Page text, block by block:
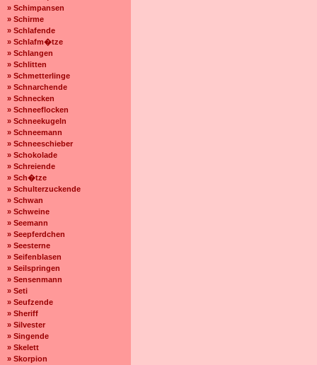
» Schimpansen
» Schirme
» Schlafende
» Schlafm�tze
» Schlangen
» Schlitten
» Schmetterlinge
» Schnarchende
» Schnecken
» Schneeflocken
» Schneekugeln
» Schneemann
» Schneeschieber
» Schokolade
» Schreiende
» Sch�tze
» Schulterzuckende
» Schwan
» Schweine
» Seemann
» Seepferdchen
» Seesterne
» Seifenblasen
» Seilspringen
» Sensenmann
» Seti
» Seufzende
» Sheriff
» Silvester
» Singende
» Skelett
» Skorpion